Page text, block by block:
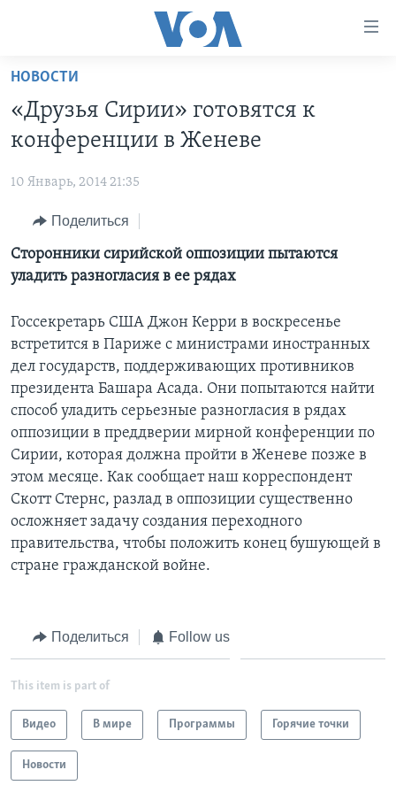
Перейти
основной
контент
Перейти
навигации
Перейти
ПРОГРАММЫ
НОВОСТИ ЗА МИНУТУ
ИТОГИ
ПОЧЕМУ ЭТО ВАЖНО?
ДИСКУССИЯ VOA
ДЕТАЛИ
НЬЮ-ЙОРК NEW YORK
АМЕРИКА. БОЛЬШОЕ ПУТЕШЕСТВИЕ
ПРОЕКТЫ
УЧИМ АНГЛИЙСКИЙ
НАША АМЕРИКАНСКАЯ ИСТОРИЯ
А КАК В АМЕРИКЕ?
АРТЕФАКТЫ
АМЕРИКАНСКИЕ ГОРОДКИ
ТЕСТЫ
ЭКСПЕРТИЗА
ИНТЕРВЬЮ
ФАКТЫ ПРОТИВ ФЕЙКОВ
ЗА СВОБОДУ ПРЕССЫ
УЧИМ АНГЛИЙСКИЙ
ВИДЕО
ПОДПИСКА НА НОВОСТИ
Learning English
СОЦИАЛЬНЫЕ СЕТИ
Языки
НОВОСТИ
«Друзья Сирии» готовятся к
конференции в Женеве
10 Январь, 2014 21:35
Поделиться
Сторонники сирийской оппозиции пытаются
уладить разногласия в ее рядах
Госсекретарь США Джон Керри в воскресенье
встретится в Париже с министрами иностранных
дел государств, поддерживающих противников
президента Башара Асада. Они попытаются найти
способ уладить серьезные разногласия в рядах
оппозиции в преддверии мирной конференции по
Сирии, которая должна пройти в Женеве позже в
этом месяце. Как сообщает наш корреспондент
Скотт Стернс, разлад в оппозиции существенно
осложняет задачу создания переходного
правительства, чтобы положить конец бушующей в
стране гражданской войне.
Поделиться Follow us
This item is part of
Видео В мире Программы Горячие точки
Новости